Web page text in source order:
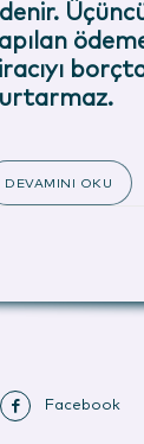
DEVAMINI OKU
Facebook